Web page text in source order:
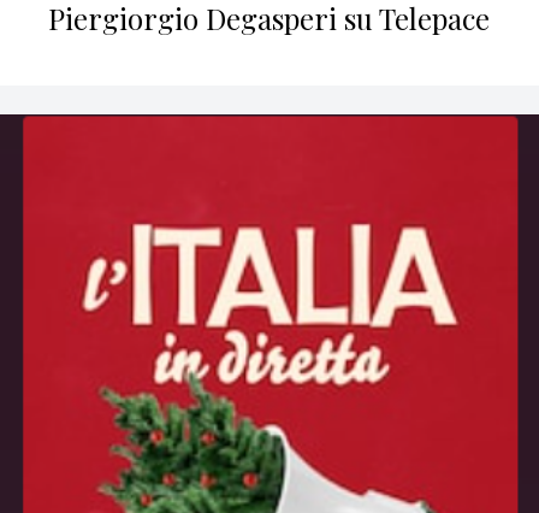
Piergiorgio Degasperi su Telepace